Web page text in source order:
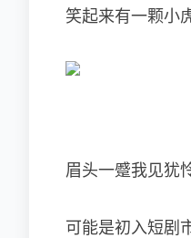
笑起来有一颗小
眉头一蹙我见犹
可能是初入短剧